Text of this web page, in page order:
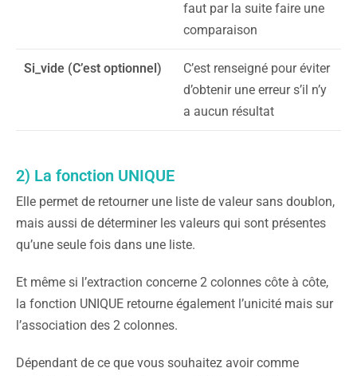
faut par la suite faire une
comparaison
Si_vide (C’est optionnel)
C’est renseigné pour éviter
d’obtenir une erreur s’il n’y
a aucun résultat
2) La fonction UNIQUE
Elle permet de retourner une liste de valeur sans doublon,
mais aussi de déterminer les valeurs qui sont présentes
qu’une seule fois dans une liste.
Et même si l’extraction concerne 2 colonnes côte à côte,
la fonction UNIQUE retourne également l’unicité mais sur
l’association des 2 colonnes.
Dépendant de ce que vous souhaitez avoir comme